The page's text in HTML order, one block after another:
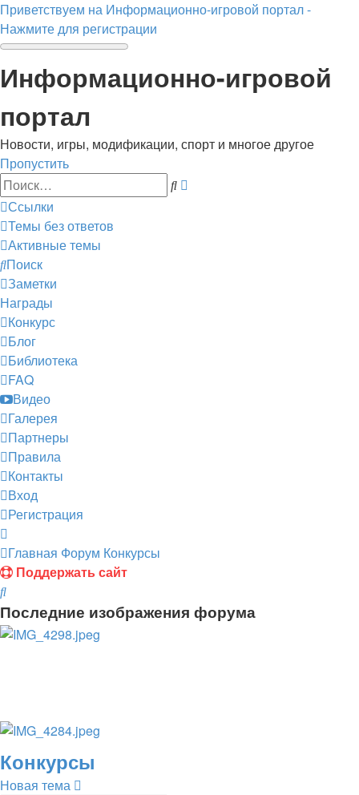
Приветствуем на Информационно-игровой портал -
Нажмите для регистрации
Информационно-игровой
портал
Новости, игры, модификации, спорт и многое другое
Пропустить
Поиск
Ссылки
Темы без ответов
Активные темы
Поиск
Заметки
Награды
Конкурс
Блог
Библиотека
FAQ
Видео
Галерея
Партнеры
Правила
Контакты
Вход
Регистрация
Главная Форум Конкурсы
Поддержать сайт
Поиск
Последние изображения форума
Конкурсы
Новая тема